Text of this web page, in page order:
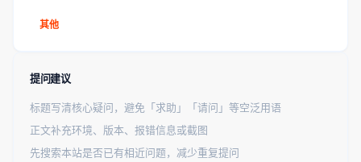
其他
提问建议
标题写清核心疑问，避免「求助」「请问」等空泛用语
正文补充环境、版本、报错信息或截图
先搜索本站是否已有相近问题，减少重复提问